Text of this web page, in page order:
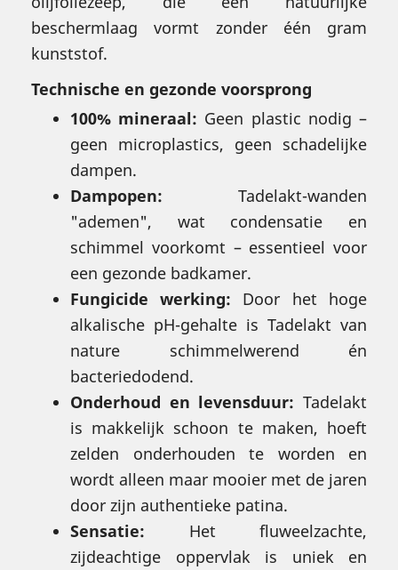
beschermlaag vormt zonder één gram
kunststof.
Technische en gezonde voorsprong
100% mineraal: Geen plastic nodig –
geen microplastics, geen schadelijke
dampen.
Dampopen: Tadelakt-wanden
"ademen", wat condensatie en
schimmel voorkomt – essentieel voor
een gezonde badkamer.
Fungicide werking: Door het hoge
alkalische pH-gehalte is Tadelakt van
nature schimmelwerend én
bacteriedodend.
Onderhoud en levensduur: Tadelakt
is makkelijk schoon te maken, hoeft
zelden onderhouden te worden en
wordt alleen maar mooier met de jaren
door zijn authentieke patina.
Sensatie: Het fluweelzachte,
zijdeachtige oppervlak is uniek en